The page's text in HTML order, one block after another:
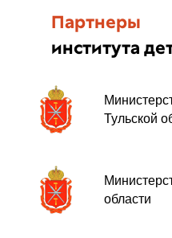
Партнеры
института
Тульской
области